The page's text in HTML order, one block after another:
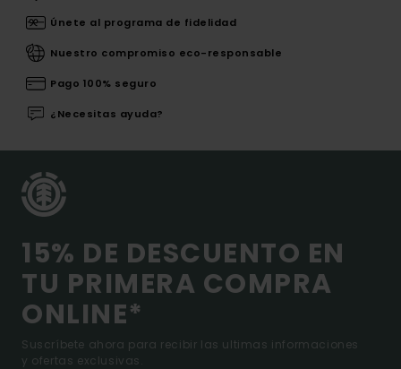
Únete al programa de fidelidad
Nuestro compromiso eco-responsable
Pago 100% seguro
¿Necesitas ayuda?
15% DE DESCUENTO EN
TU PRIMERA COMPRA
ONLINE*
Suscríbete ahora para recibir las ultimas informaciones
y ofertas exclusivas.